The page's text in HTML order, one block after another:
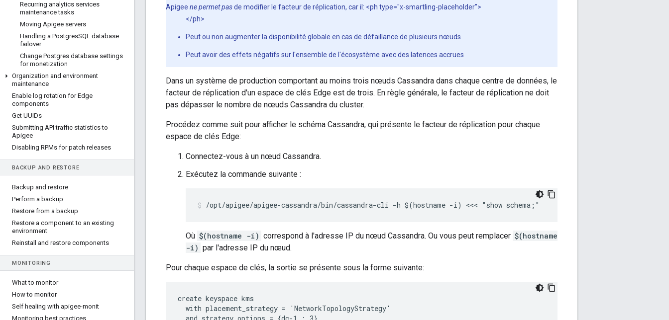
Recurring analytics services
maintenance tasks
Moving Apigee servers
Handling a PostgresSQL database
failover
Change Postgres database settings
for monetization
Organization and environment
maintenance
Enable log rotation for Edge
components
Get UUIDs
Submitting API traffic statistics to
Apigee
Disabling RPMs for patch releases
BACKUP AND RESTORE
Backup and restore
Perform a backup
Restore from a backup
Restore a component to an existing
environment
Reinstall and restore components
MONITORING
What to monitor
How to monitor
Self healing with apigee-monit
Monitoring best practices
Apigee ne permet pasde modifier le facteur de réplication, car il: <ph type="x-smartling-placeholder">
</ph>
Peut ou non augmenter la disponibilité globale en cas de défaillance de plusieurs nœuds
Peut avoir des effets négatifs sur l'ensemble de l'écosystème avec des latences accrues
Dans un système de production comportant au moins trois nœuds Cassandra dans chaque centre de données, le
facteur de réplication d'un espace de clés Edge est de trois. En règle générale, le facteur de réplication ne doit
pas dépasser le nombre de nœuds Cassandra du cluster.
Procédez comme suit pour afficher le schéma Cassandra, qui présente le facteur de réplication pour chaque
espace de clés Edge:
Connectez-vous à un nœud Cassandra.
Exécutez la commande suivante :
/opt/apigee/apigee-cassandra/bin/cassandra-cli -h $(hostname -i) <<< "show schema;"
Où $(hostname -i) correspond à l'adresse IP du nœud Cassandra. Ou vous peut remplacer $(hostname
-i) par l'adresse IP du nœud.
Pour chaque espace de clés, la sortie se présente sous la forme suivante:
create keyspace kms
  with placement_strategy = 'NetworkTopologyStrategy'